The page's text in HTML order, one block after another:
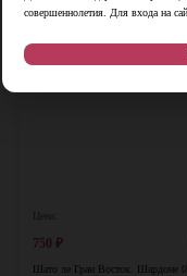
750 ₽
Шато ле Гран Восток. Шардоне
совершеннолетия. Для входа на